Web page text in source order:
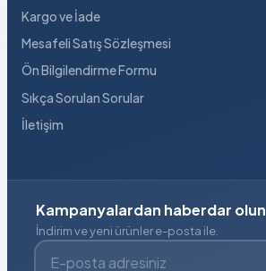
Kargo ve İade
Mesafeli Satış Sözleşmesi
Ön Bilgilendirme Formu
Sıkça Sorulan Sorular
İletişim
Kampanyalardan haberdar olun
İndirim ve yeni ürünler e-posta ile.
E-posta adresiniz